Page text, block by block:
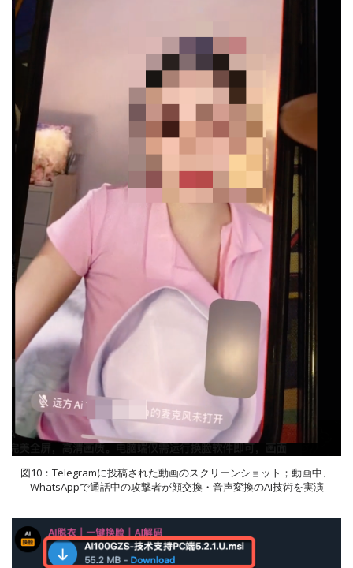
図10：Telegramに投稿された動画のスクリーンショット；動画中、
WhatsAppで通話中の攻撃者が顔交換・音声変換のAI技術を実演